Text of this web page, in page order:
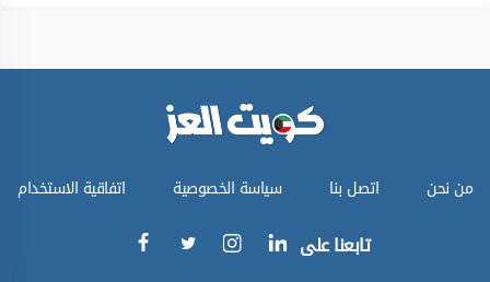
من نحن اتصل بنا سياسة الخصوصية اتفاقية الاستخدام
تابعنا على